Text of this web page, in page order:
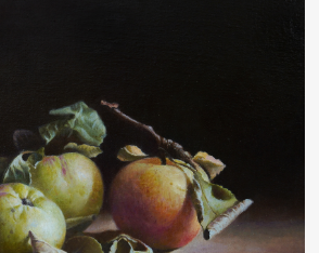
Художники
Услуги